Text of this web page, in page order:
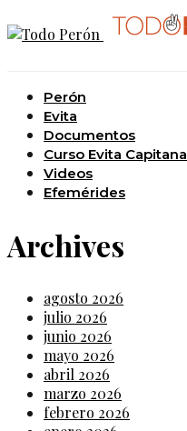
Perón
Evita
Documentos
Curso Evita Capitana
Videos
Efemérides
Archives
agosto 2026
julio 2026
junio 2026
mayo 2026
abril 2026
marzo 2026
febrero 2026